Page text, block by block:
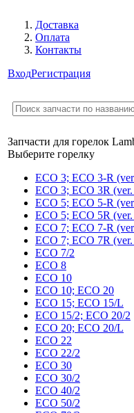
Доставка
Оплата
Контакты
ВходРегистрация
Запчасти для горелок
Выберите горелку
ECO 3; ECO 3-R
ECO 3; ECO 3R
ECO 5; ECO 5-R
ECO 5; ECO 5R
ECO 7; ECO 7-R
ECO 7; ECO 7R
ECO 7/2
ECO 8
ECO 10
ECO 10; ECO 20
ECO 15; ECO 15/L
ECO 15/2; ECO 20/2
ECO 20; ECO 20/L
ECO 22
ECO 22/2
ECO 30
ECO 30/2
ECO 40/2
ECO 50/2